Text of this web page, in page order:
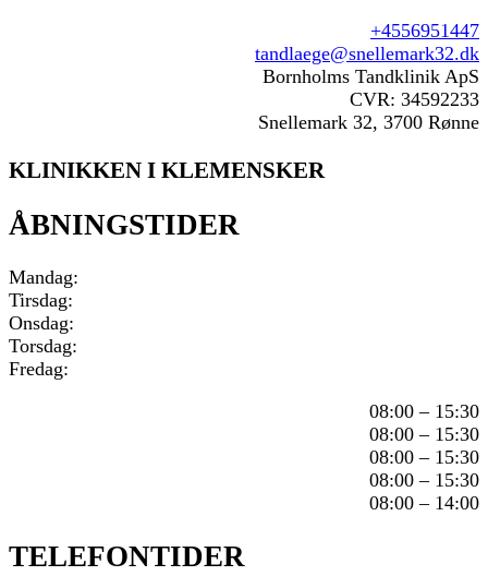
+4556951447
tandlaege@snellemark32.dk
Bornholms Tandklinik ApS
CVR: 34592233
Snellemark 32, 3700 Rønne
KLINIKKEN I KLEMENSKER
ÅBNINGSTIDER
Mandag:
Tirsdag:
Onsdag:
Torsdag:
Fredag:
08:00 – 15:30
08:00 – 15:30
08:00 – 15:30
08:00 – 15:30
08:00 – 14:00
TELEFONTIDER